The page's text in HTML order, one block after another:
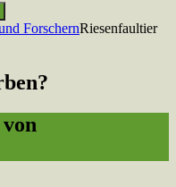
ForschernRiesenfaultier